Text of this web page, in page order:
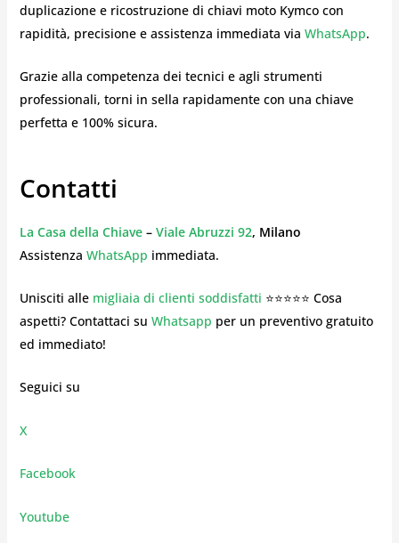
duplicazione e ricostruzione di chiavi moto Kymco con
rapidità, precisione e assistenza immediata via WhatsApp.
Grazie alla competenza dei tecnici e agli strumenti
professionali, torni in sella rapidamente con una chiave
perfetta e 100% sicura.
Contatti
La Casa della Chiave– Viale Abruzzi 92, Milano
Assistenza WhatsApp immediata.
Unisciti alle migliaia di clienti soddisfatti ⭐⭐⭐⭐⭐ Cosa
aspetti? Contattaci su Whatsapp per un preventivo gratuito
ed immediato!
Seguici su
X
Facebook
Youtube